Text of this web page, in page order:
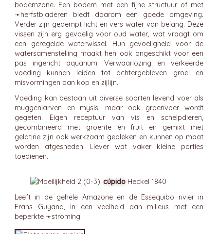
bodemzone. Een bodem met een fijne structuur of met
➛herfstbladeren biedt daarom een goede omgeving.
Verder zijn gedempt licht en vers water van belang. Deze
vissen zijn erg gevoelig voor oud water, wat vraagt om
een geregelde waterwissel. Hun gevoeligheid voor de
watersamenstelling maakt hen ook ongeschikt voor een
pas ingericht aquarium. Verwaarlozing en verkeerde
voeding kunnen leiden tot achtergebleven groei en
misvormingen aan kop en zijlijn.
Voeding kan bestaan uit diverse soorten levend voer als
muggenlarven en mysis, maar ook groenvoer wordt
gegeten. Eigen receptuur van vis en schelpdieren,
gecombineerd met groente en fruit en gemixt met
gelatine zijn ook werkzaam gebleken en kunnen op maat
worden afgesneden. Liever wat vaker kleine porties
toedienen.
cúpido Heckel 1840
Leeft in de gehele Amazone en de Essequibo rivier in
Frans Guyana, in een veelheid aan milieus met een
beperkte ➛stroming.